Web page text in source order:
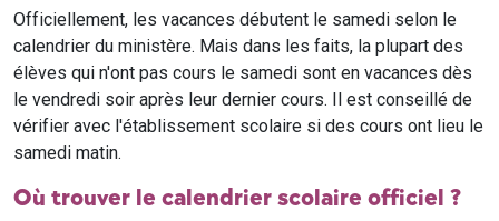
Officiellement, les vacances débutent le samedi selon le
calendrier du ministère. Mais dans les faits, la plupart des
élèves qui n'ont pas cours le samedi sont en vacances dès
le vendredi soir après leur dernier cours. Il est conseillé de
vérifier avec l'établissement scolaire si des cours ont lieu le
samedi matin.
Où trouver le calendrier scolaire officiel ?